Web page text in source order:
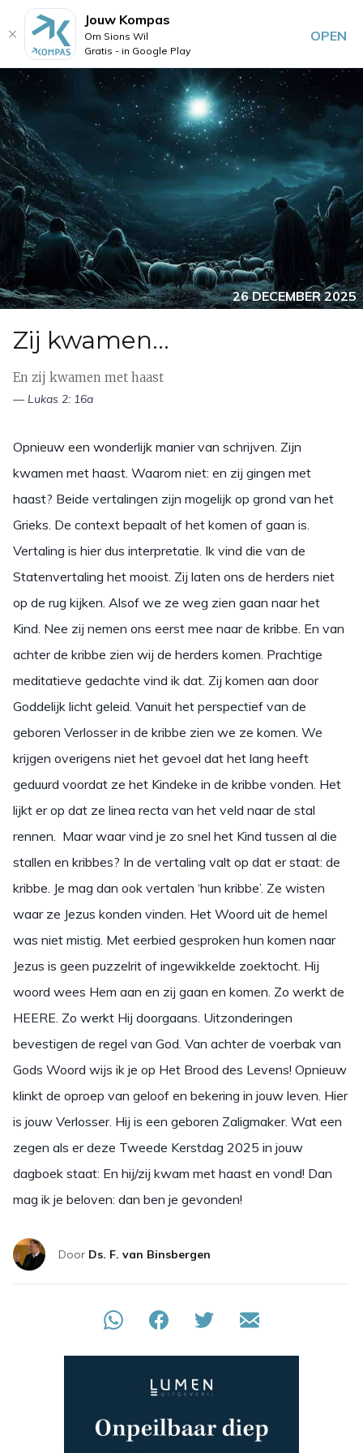
26 DECEMBER 2025
Zij kwamen...
En zij kwamen met haast
— Lukas 2: 16a
Opnieuw een wonderlijk manier van schrijven. Zijn
kwamen met haast. Waarom niet: en zij gingen met
haast? Beide vertalingen zijn mogelijk op grond van het
Grieks. De context bepaalt of het komen of gaan is.
Vertaling is hier dus interpretatie. Ik vind die van de
Statenvertaling het mooist. Zij laten ons de herders niet
op de rug kijken. Alsof we ze weg zien gaan naar het
Kind. Nee zij nemen ons eerst mee naar de kribbe. En van
achter de kribbe zien wij de herders komen. Prachtige
meditatieve gedachte vind ik dat. Zij komen aan door
Goddelijk licht geleid. Vanuit het perspectief van de
geboren Verlosser in de kribbe zien we ze komen. We
krijgen overigens niet het gevoel dat het lang heeft
geduurd voordat ze het Kindeke in de kribbe vonden. Het
lijkt er op dat ze linea recta van het veld naar de stal
rennen. Maar waar vind je zo snel het Kind tussen al die
stallen en kribbes? In de vertaling valt op dat er staat: de
kribbe. Je mag dan ook vertalen ‘hun kribbe’. Ze wisten
waar ze Jezus konden vinden. Het Woord uit de hemel
was niet mistig. Met eerbied gesproken hun komen naar
Jezus is geen puzzelrit of ingewikkelde zoektocht. Hij
woord wees Hem aan en zij gaan en komen. Zo werkt de
HEERE. Zo werkt Hij doorgaans. Uitzonderingen
bevestigen de regel van God. Van achter de voerbak van
Gods Woord wijs ik je op Het Brood des Levens! Opnieuw
klinkt de oproep van geloof en bekering in jouw leven. Hier
is jouw Verlosser. Hij is een geboren Zaligmaker. Wat een
zegen als er deze Tweede Kerstdag 2025 in jouw
dagboek staat: En hij/zij kwam met haast en vond! Dan
mag ik je beloven: dan ben je gevonden!
Door Ds. F. van Binsbergen
Jouw Kompas
Om Sions Wil
Gratis - in Google Play
OPEN